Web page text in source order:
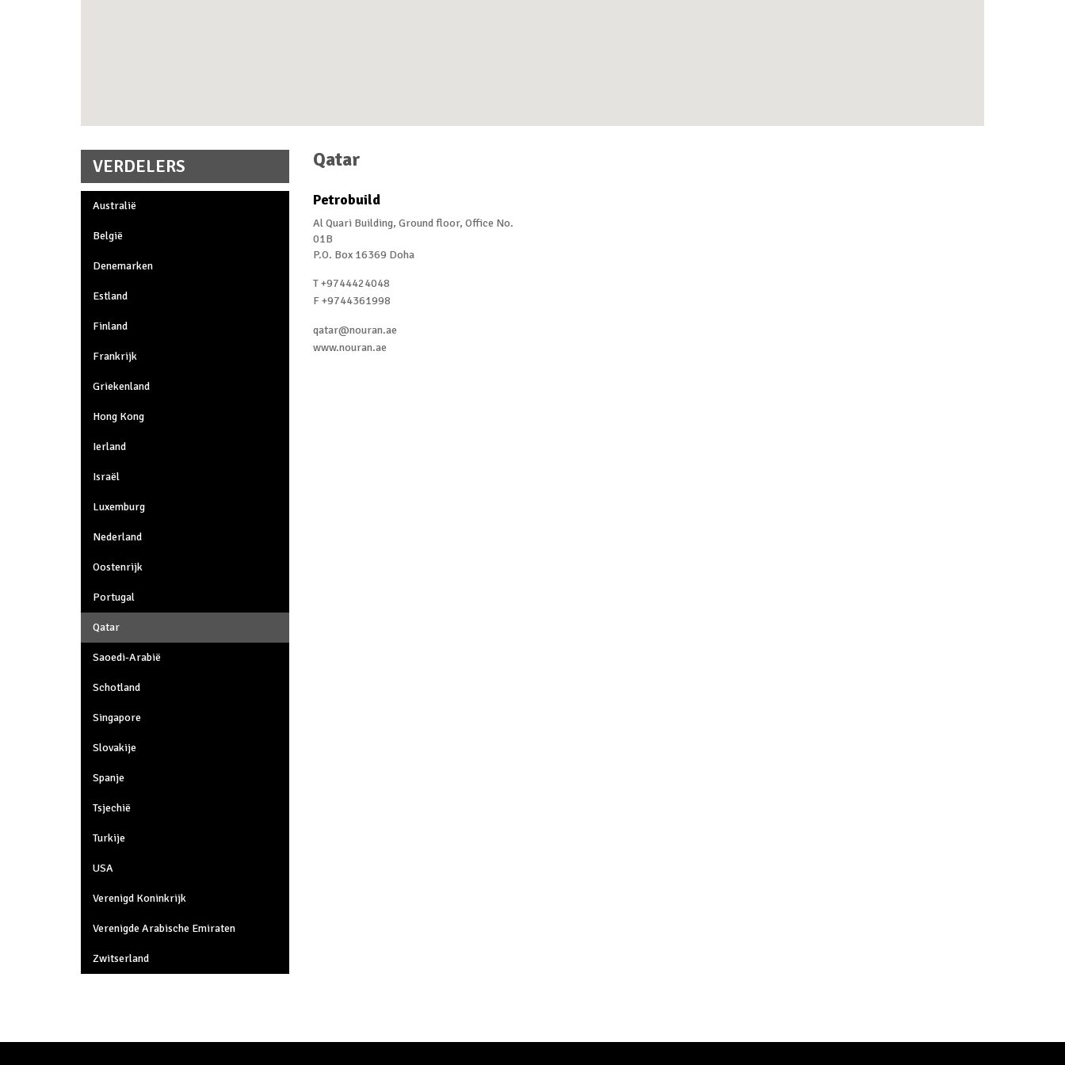
VERDELERS
Australië
België
Denemarken
Estland
Finland
Frankrijk
Griekenland
Hong Kong
Ierland
Israël
Luxemburg
Nederland
Oostenrijk
Portugal
Qatar
Saoedi-Arabië
Schotland
Singapore
Slovakije
Spanje
Tsjechië
Turkije
USA
Verenigd Koninkrijk
Verenigde Arabische Emiraten
Zwitserland
Qatar
Petrobuild
Al Quari Building, Ground floor, Office No.
01B
P.O. Box 16369 Doha
T +9744424048
F +9744361998
qatar@nouran.ae
www.nouran.ae